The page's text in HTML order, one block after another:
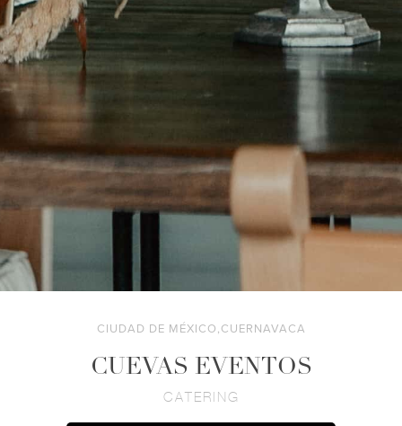
CIUDAD DE MÉXICO,CUERNAVACA
CUEVAS EVENTOS
CATERING